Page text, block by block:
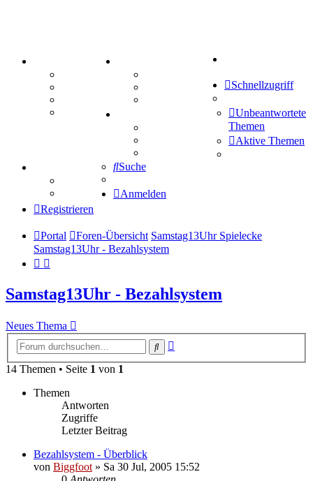
Mastodon
Treffenübersicht
Zitatesammlung
Schiffe versenken
Tipprunde
Comunio
Schnellzugriff
Unbeantwortete
Themen
Aktive Themen
Suche
Anmelden
Registrieren
Portal Foren-Übersicht Samstag13Uhr Spielecke
Samstag13Uhr - Bezahlsystem
Samstag13Uhr - Bezahlsystem
Neues Thema
Suche
14 Themen • Seite 1 von 1
Themen
Antworten
Zugriffe
Letzter Beitrag
Bezahlsystem - Überblick
von Biggfoot» Sa 30 Jul, 2005 15:52